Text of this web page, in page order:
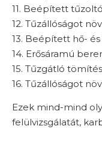
11. Beépített
12. Tűzállóságot
13. Beépített hő-
14. Erősáramú
15. Tűzgátló
16. Tűzállóságot
Ezek mind-mind
felülvizsgálatát,